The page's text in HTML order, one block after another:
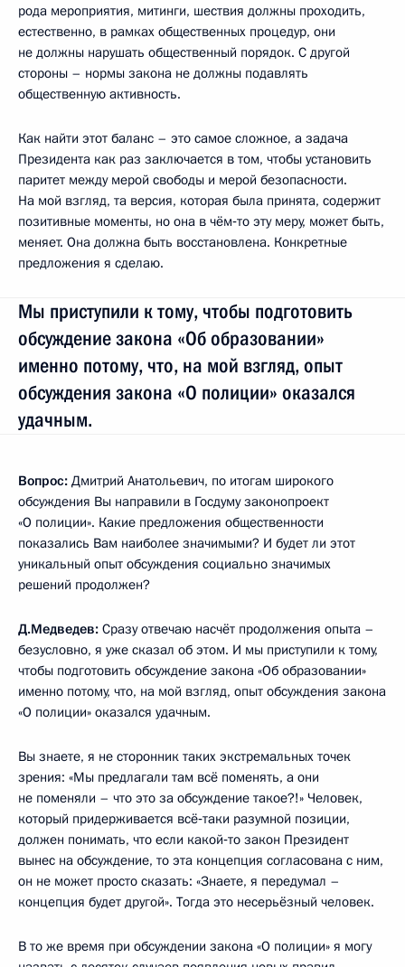
рода мероприятия, митинги, шествия должны проходить,
естественно, в рамках общественных процедур, они
не должны нарушать общественный порядок. С другой
стороны – нормы закона не должны подавлять
общественную активность.
Как найти этот баланс – это самое сложное, а задача
Президента как раз заключается в том, чтобы установить
паритет между мерой свободы и мерой безопасности.
На мой взгляд, та версия, которая была принята, содержит
позитивные моменты, но она в чём‑то эту меру, может быть,
меняет. Она должна быть восстановлена. Конкретные
предложения я сделаю.
Мы приступили к тому, чтобы подготовить
обсуждение закона «Об образовании»
именно потому, что, на мой взгляд, опыт
обсуждения закона «О полиции» оказался
удачным.
Вопрос: Дмитрий Анатольевич, по итогам широкого
обсуждения Вы направили в Госдуму законопроект
«О полиции». Какие предложения общественности
показались Вам наиболее значимыми? И будет ли этот
уникальный опыт обсуждения социально значимых
решений продолжен?
Д.Медведев: Сразу отвечаю насчёт продолжения опыта –
безусловно, я уже сказал об этом. И мы приступили к тому,
чтобы подготовить обсуждение закона «Об образовании»
именно потому, что, на мой взгляд, опыт обсуждения закона
«О полиции» оказался удачным.
Вы знаете, я не сторонник таких экстремальных точек
зрения: «Мы предлагали там всё поменять, а они
не поменяли – что это за обсуждение такое?!» Человек,
который придерживается всё‑таки разумной позиции,
должен понимать, что если какой‑то закон Президент
вынес на обсуждение, то эта концепция согласована с ним,
он не может просто сказать: «Знаете, я передумал –
концепция будет другой». Тогда это несерьёзный человек.
В то же время при обсуждении закона «О полиции» я могу